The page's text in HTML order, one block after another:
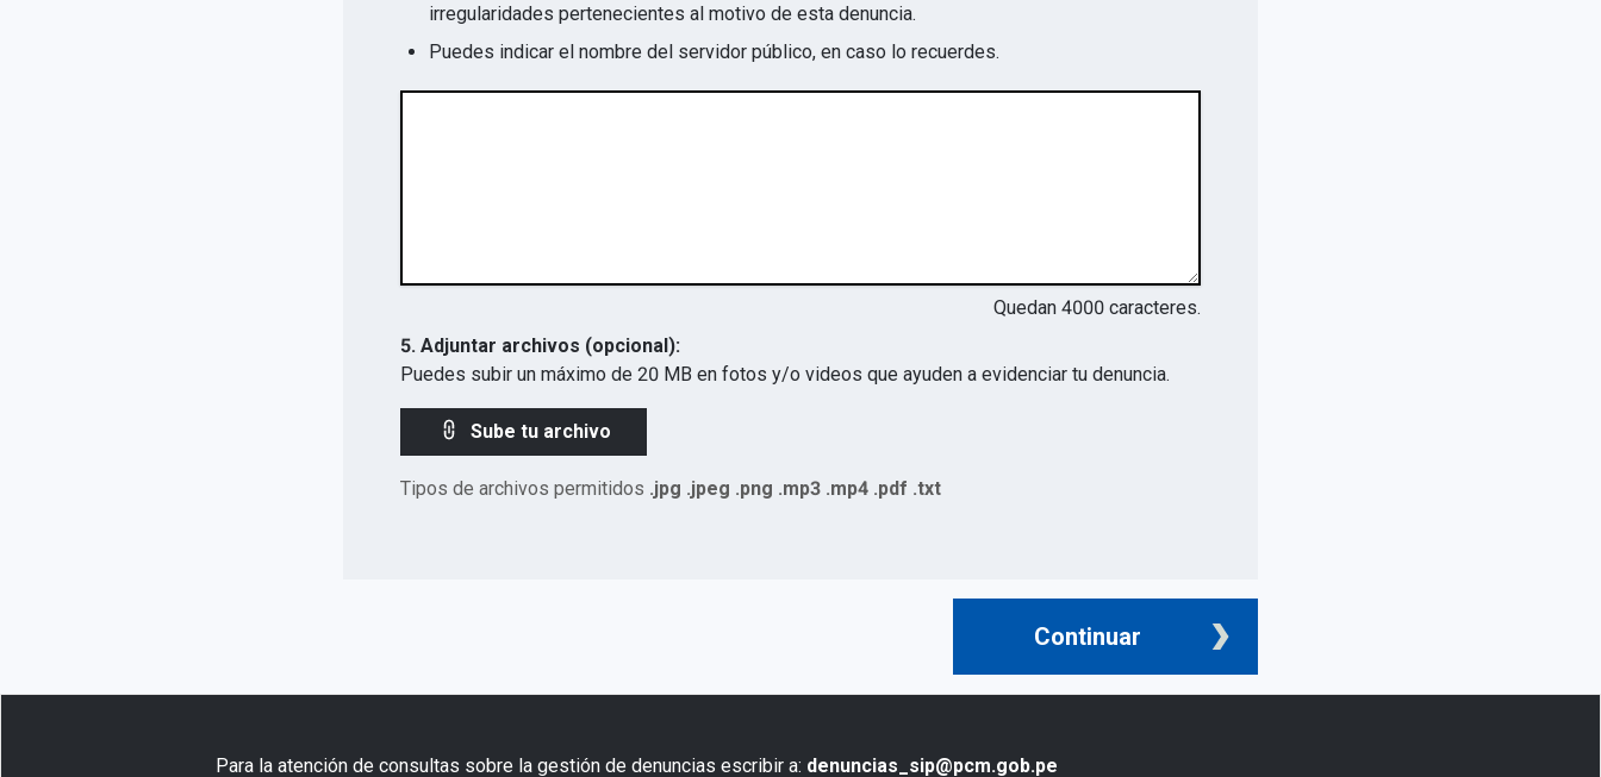
irregularidades pertenecientes al motivo de esta denuncia.
Puedes indicar el nombre del servidor público, en caso lo recuerdes.
Quedan 4000 caracteres.
5. Adjuntar archivos (opcional):
Puedes subir un máximo de 20 MB en fotos y/o videos que ayuden a evidenciar tu denuncia.
Sube tu archivo
Tipos de archivos permitidos .jpg .jpeg .png .mp3 .mp4 .pdf .txt
Continuar
Para la atención de consultas sobre la gestión de denuncias escribir a: denuncias_sip@pcm.gob.pe